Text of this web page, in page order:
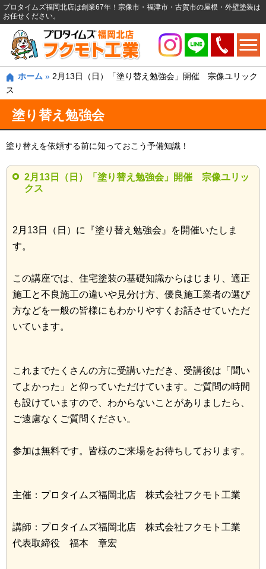
プロタイムズ福岡北店は創業67年！宗像市・福津市・古賀市の屋根・外壁塗装は
お任せください。
ホーム » 2月13日（日）「塗り替え勉強会」開催 宗像ユリック
ス
塗り替え勉強会
塗り替えを依頼する前に知っておこう予備知識！
2月13日（日）「塗り替え勉強会」開催 宗像ユリッ
クス
2月13日（日）に『塗り替え勉強会』を開催いたしま
す。
この講座では、住宅塗装の基礎知識からはじまり、適正
施工と不良施工の違いや見分け方、優良施工業者の選び
方などを一般の皆様にもわかりやすくお話させていただ
いています。
これまでたくさんの方に受講いただき、受講後は「聞い
てよかった」と仰っていただけています。ご質問の時間
も設けていますので、わからないことがありましたら、
ご遠慮なくご質問ください。
参加は無料です。皆様のご来場をお待ちしております。
主催：プロタイムズ福岡北店 株式会社フクモト工業
講師：プロタイムズ福岡北店 株式会社フクモト工業
代表取締役 福本 章宏